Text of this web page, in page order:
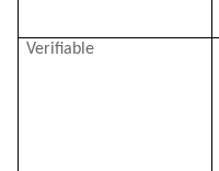
Verifiable